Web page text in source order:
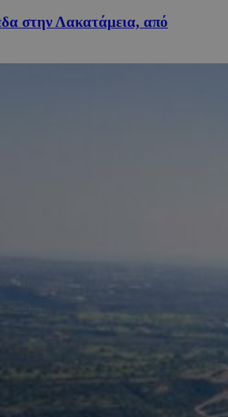
στην Λακατάμεια, από